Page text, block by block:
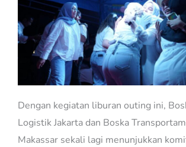
Dengan kegiatan liburan outing ini,
Logistik Jakarta dan Boska
Makassar sekali lagi menunjukkan